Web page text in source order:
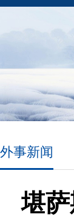
外事新闻
堪